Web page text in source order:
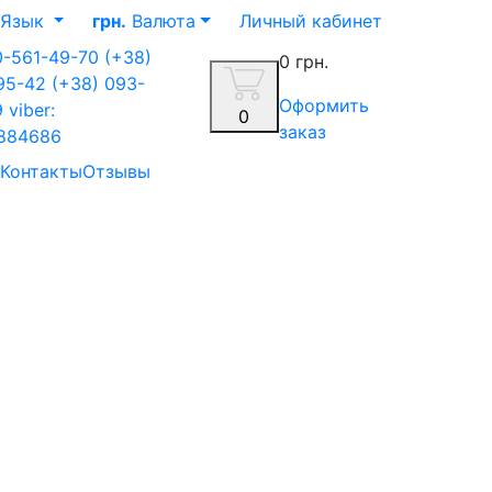
Язык грн. Валюта
Личный кабинет
561-49-70 (+38)
42 (+38) 093-
viber:
0
0 грн.
Оформить
заказ
КонтактыОтзывы